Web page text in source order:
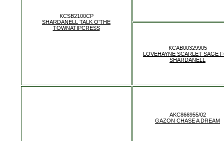
KCSB2100CP
SHARDANELL TALK O'THE
TOWNATIPCRESS
KCAB00329905
LOVEHAYNE SCARLET SAGE
SHARDANELL
AKC866955/02
GAZON CHASE A DREAM